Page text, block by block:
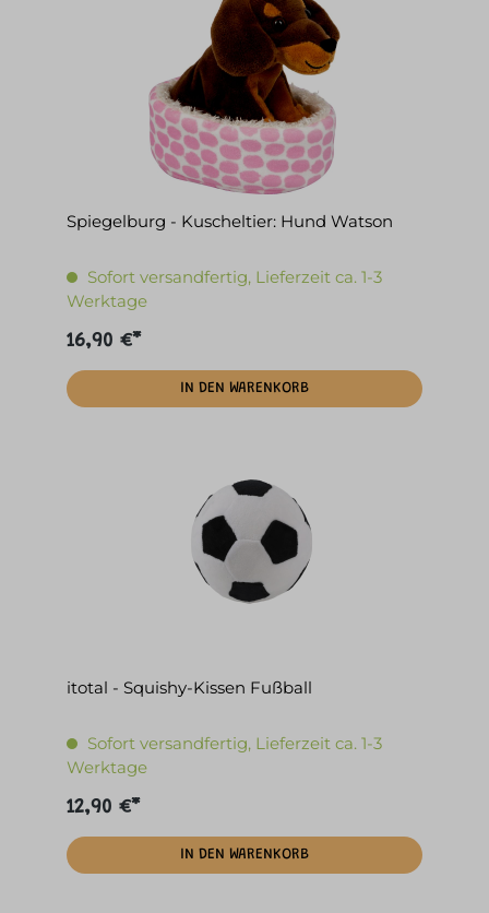
Spiegelburg - Kuscheltier: Hund Watson
Sofort versandfertig, Lieferzeit ca. 1-3
Werktage
16,90 €*
IN DEN WARENKORB
itotal - Squishy-Kissen Fußball
Sofort versandfertig, Lieferzeit ca. 1-3
Werktage
12,90 €*
IN DEN WARENKORB